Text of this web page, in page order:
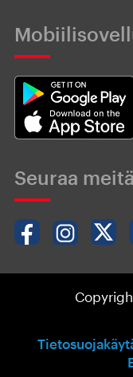
Seuraa meitä